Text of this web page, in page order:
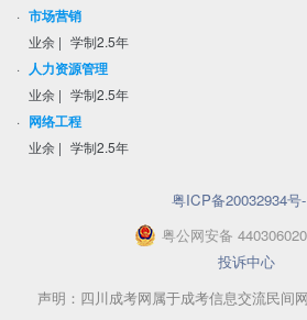
· 市场营销
业余 | 学制2.5年
· 人力资源管理
业余 | 学制2.5年
· 网络工程
业余 | 学制2.5年
粤ICP备20032934号
粤公网安备
投诉中心
声明：四川成考网属于成考信息交流民间